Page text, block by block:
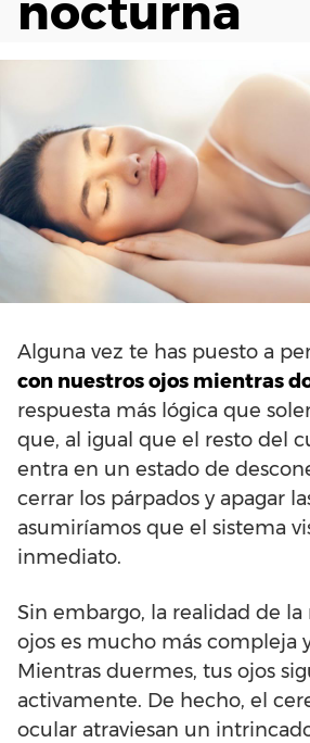
Alguna vez te has puesto a
con nuestros ojos mientras
respuesta más lógica que
que, al igual que el resto del
entra en un estado de
cerrar los párpados y apagar
asumiríamos que el sistema
inmediato.
Sin embargo, la realidad de
ojos es mucho más compleja
Mientras duermes, tus ojos
activamente. De hecho, el
ocular atraviesan un